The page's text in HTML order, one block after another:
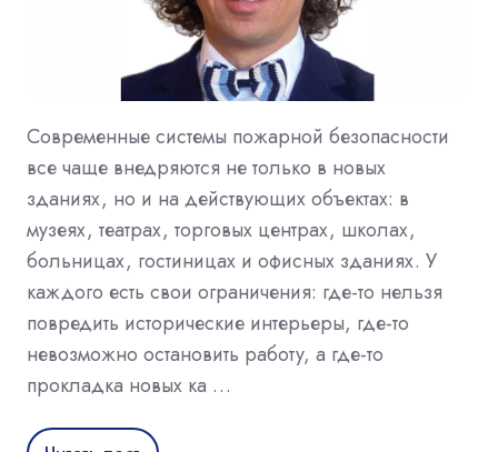
Современные системы пожарной безопасности
все чаще внедряются не только в новых
зданиях, но и на действующих объектах: в
музеях, театрах, торговых центрах, школах,
больницах, гостиницах и офисных зданиях. У
каждого есть свои ограничения: где-то нельзя
повредить исторические интерьеры, где-то
невозможно остановить работу, а где-то
прокладка новых ка …